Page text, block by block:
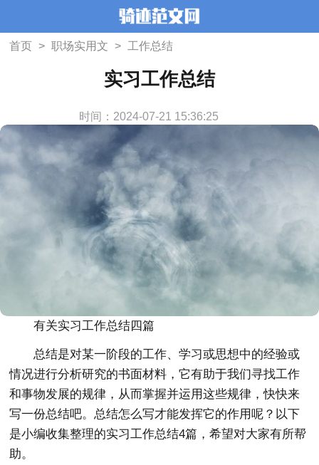
首页 > 职场实用文 > 工作总结
实习工作总结
时间：2024-07-21 15:36:25
有关实习工作总结四篇
总结是对某一阶段的工作、学习或思想中的经验或
情况进行分析研究的书面材料，它有助于我们寻找工作
和事物发展的规律，从而掌握并运用这些规律，快快来
写一份总结吧。总结怎么写才能发挥它的作用呢？以下
是小编收集整理的实习工作总结4篇，希望对大家有所帮
助。